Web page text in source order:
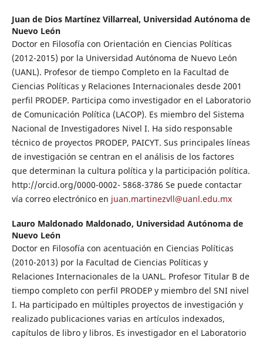
Juan de Dios Martínez Villarreal, Universidad Autónoma de
Nuevo León
Doctor en Filosofía con Orientación en Ciencias Políticas
(2012-2015) por la Universidad Autónoma de Nuevo León
(UANL). Profesor de tiempo Completo en la Facultad de
Ciencias Políticas y Relaciones Internacionales desde 2001
perfil PRODEP. Participa como investigador en el Laboratorio
de Comunicación Política (LACOP). Es miembro del Sistema
Nacional de Investigadores Nivel I. Ha sido responsable
técnico de proyectos PRODEP, PAICYT. Sus principales líneas
de investigación se centran en el análisis de los factores
que determinan la cultura política y la participación política.
http://orcid.org/0000-0002- 5868-3786 Se puede contactar
vía correo electrónico en juan.martinezvll@uanl.edu.mx
Lauro Maldonado Maldonado, Universidad Autónoma de
Nuevo León
Doctor en Filosofía con acentuación en Ciencias Políticas
(2010-2013) por la Facultad de Ciencias Políticas y
Relaciones Internacionales de la UANL. Profesor Titular B de
tiempo completo con perfil PRODEP y miembro del SNI nivel
I. Ha participado en múltiples proyectos de investigación y
realizado publicaciones varias en artículos indexados,
capítulos de libro y libros. Es investigador en el Laboratorio